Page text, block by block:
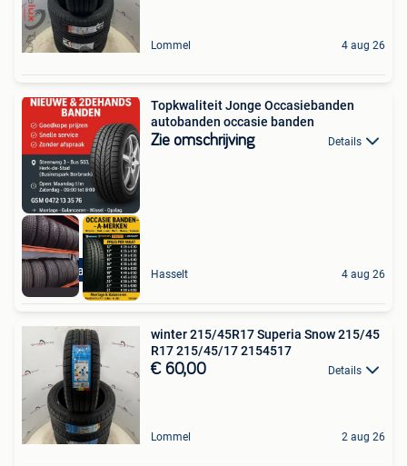
Lommel 4 aug 26
Met Garantie
Topkwaliteit Jonge Occasiebanden
autobanden occasie banden
Zie omschrijving Details
Hasselt 4 aug 26
winter 215/45R17 Superia Snow 215/45
R17 215/45/17 2154517
€ 60,00 Details
Lommel 2 aug 26